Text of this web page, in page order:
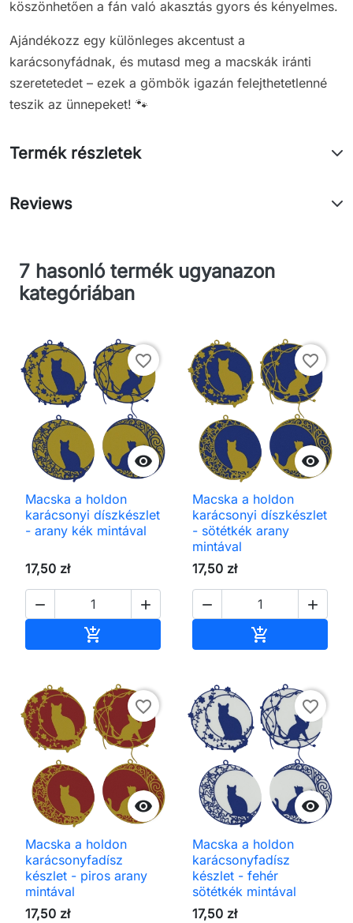
köszönhetően a fán való akasztás gyors és kényelmes.
Ajándékozz egy különleges akcentust a
karácsonyfádnak, és mutasd meg a macskák iránti
szeretetedet – ezek a gömbök igazán felejthetetlenné
teszik az ünnepeket! 🐾
Termék részletek
Reviews
7 hasonló termék ugyanazon
kategóriában

favorite_border
Macska a holdon
karácsonyi díszkészlet
- arany kék mintával
17,50 zł
 


favorite_border
Macska a holdon
karácsonyi díszkészlet
- sötétkék arany
mintával
17,50 zł
 


favorite_border
Macska a holdon
karácsonyfadísz
készlet - piros arany
mintával
17,50 zł

favorite_border
Macska a holdon
karácsonyfadísz
készlet - fehér
sötétkék mintával
17,50 zł